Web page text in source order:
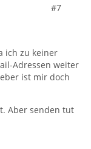
#7
ich zu keiner
Adressen weiter
ist mir doch
Aber senden tut